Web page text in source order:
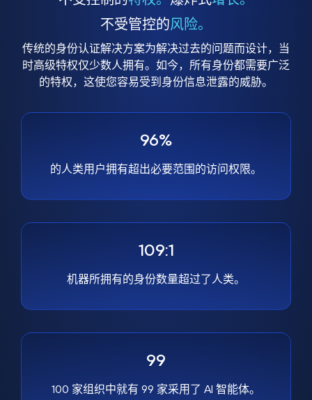
不受管控的风险。
传统的身份认证解决方案为解决过去的问题而设计，当
时高级特权仅少数人拥有。如今，所有身份都需要广泛
的特权，这使您容易受到身份信息泄露的威胁。
96%
的人类用户拥有超出必要范围的访问权限。
109:1
机器所拥有的身份数量超过了人类。
99
100 家组织中就有 99 家采用了 AI 智能体。